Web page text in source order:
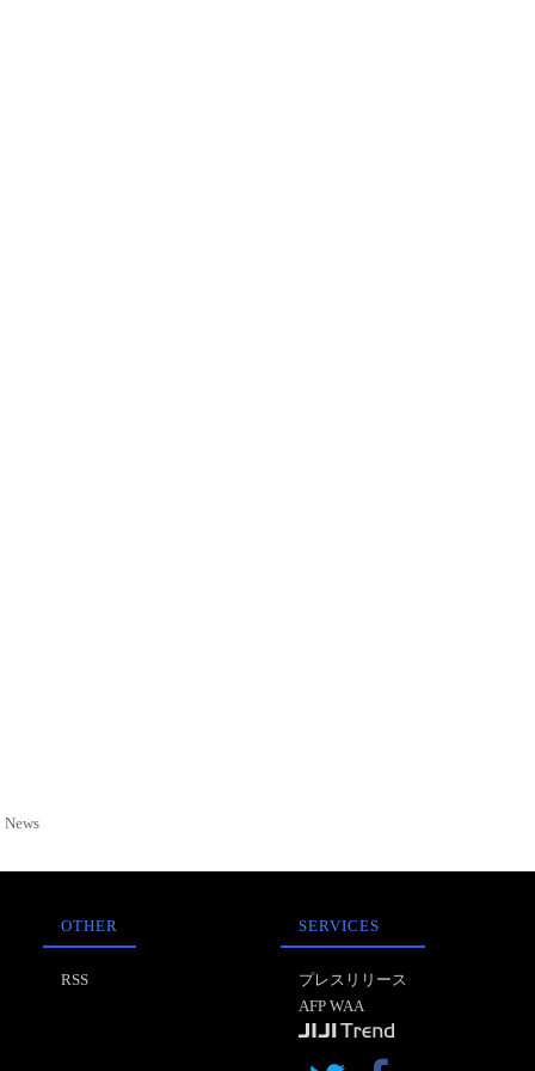
OTHER
RSS
SERVICES
プレスリリース
AFP WAA